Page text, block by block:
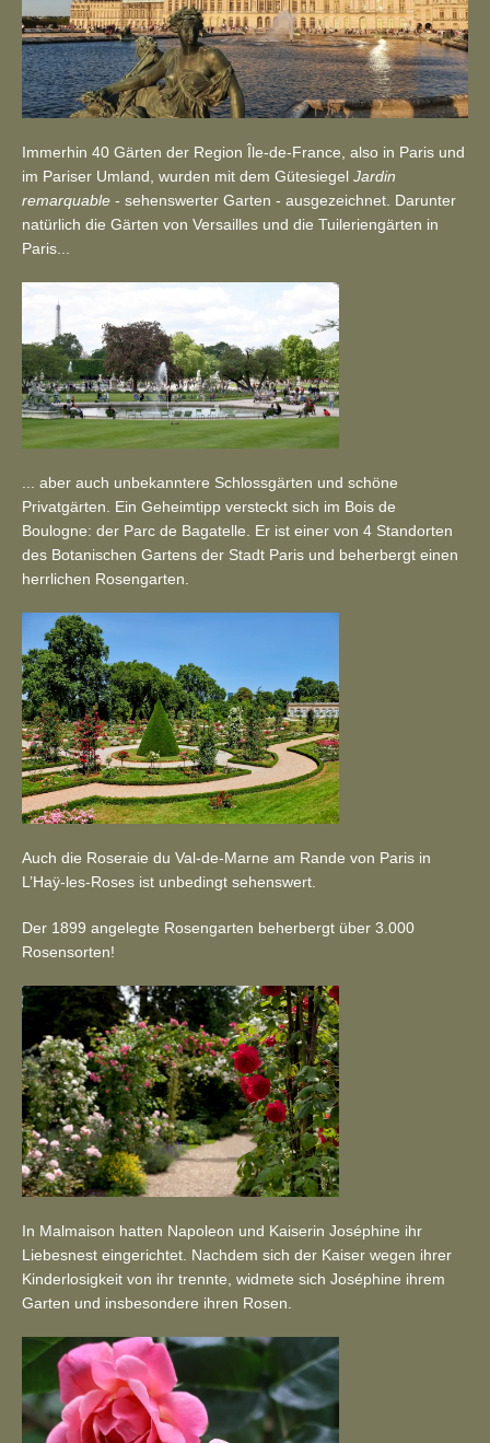
Immerhin 40 Gärten der Region Île-de-France, also in Paris und
im Pariser Umland, wurden mit dem Gütesiegel Jardin
remarquable - sehenswerter Garten - ausgezeichnet. Darunter
natürlich die Gärten von Versailles und die Tuileriengärten in
Paris...
... aber auch unbekanntere Schlossgärten und schöne
Privatgärten. Ein Geheimtipp versteckt sich im Bois de
Boulogne: der Parc de Bagatelle. Er ist einer von 4 Standorten
des Botanischen Gartens der Stadt Paris und beherbergt einen
herrlichen Rosengarten.
Auch die Roseraie du Val-de-Marne am Rande von Paris in
L’Haÿ-les-Roses ist unbedingt sehenswert.
Der 1899 angelegte Rosengarten beherbergt über 3.000
Rosensorten!
In Malmaison hatten Napoleon und Kaiserin Joséphine ihr
Liebesnest eingerichtet. Nachdem sich der Kaiser wegen ihrer
Kinderlosigkeit von ihr trennte, widmete sich Joséphine ihrem
Garten und insbesondere ihren Rosen.